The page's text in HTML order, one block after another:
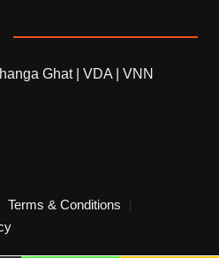
Ghat| VDA VNN
Terms & Conditions